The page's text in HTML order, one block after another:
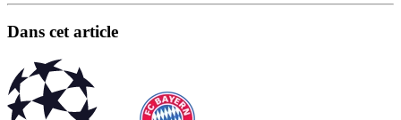
Dans cet article